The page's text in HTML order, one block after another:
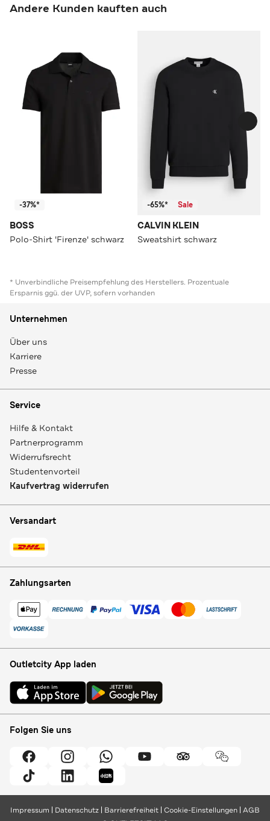
Andere Kunden kauften auch
-37%*
BOSS
Polo-Shirt 'Firenze' schwarz
-65%* Sale
CALVIN KLEIN
Sweatshirt schwarz
* Unverbindliche Preisempfehlung des Herstellers. Prozentuale
Ersparnis ggü. der UVP, sofern vorhanden
Unternehmen
Über uns
Karriere
Presse
Service
Hilfe & Kontakt
Partnerprogramm
Widerrufsrecht
Studentenvorteil
Kaufvertrag widerrufen
Versandart
Zahlungsarten
Outletcity App laden
Folgen Sie uns
Impressum Datenschutz Barrierefreiheit Cookie-Einstellungen AGB